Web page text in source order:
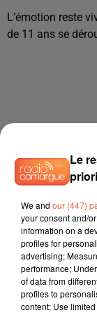
L’émotion reste
de 11 ans se
Le
We and our (447)
your consent and/
information on a
profiles for
advertising;
performance;
of data from
profiles to
content; Use